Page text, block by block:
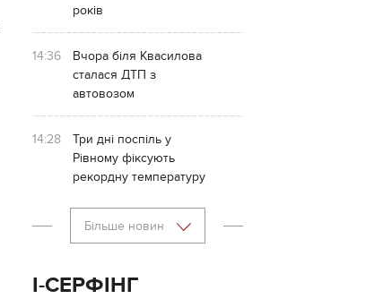
років
14:36
Вчора біля Квасилова
сталася ДТП з
автовозом
14:28
Три дні поспіль у
Рівному фіксують
рекордну температуру
Більше новин
І-СЕРФІНГ